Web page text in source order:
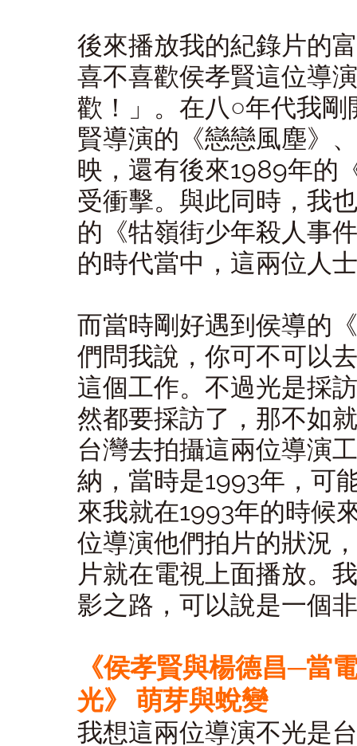
後來播放我的紀錄片的
喜不喜歡侯孝賢這位導
歡！」。在八○年代我
賢導演的《戀戀風塵》
映，還有後來1989年的
受衝擊。與此同時，我
的《牯嶺街少年殺人事
的時代當中，這兩位人
而當時剛好遇到侯導的
們問我說，你可不可以
這個工作。不過光是採
然都要採訪了，那不如
台灣去拍攝這兩位導演
納，當時是1993年，可
來我就在1993年的時候
位導演他們拍片的狀況
片就在電視上面播放。
影之路，可以說是一個
《侯孝賢與楊德昌─當
光》 萌芽與蛻變
我想這兩位導演不光是